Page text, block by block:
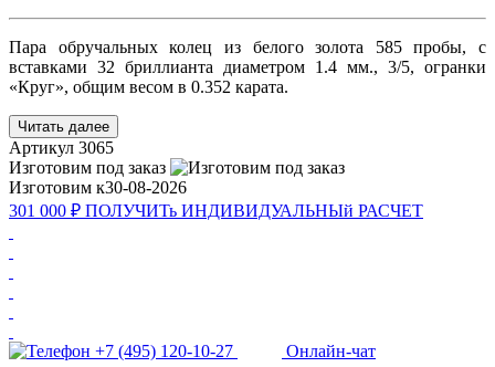
Пара обручальных колец из белого золота 585 пробы, с
вставками 32 бриллианта диаметром 1.4 мм., 3/5, огранки
«Круг», общим весом в 0.352 карата.
Читать далее
Артикул 3065
Изготовим под заказ
Изготовим к30-08-2026
301 000 ₽ ПОЛУЧИТь ИНДИВИДУАЛЬНЫй РАСЧЕТ
+7 (495) 120-10-27
Онлайн-чат